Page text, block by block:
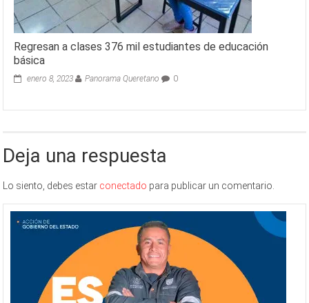
Regresan a clases 376 mil estudiantes de educación
básica
enero 8, 2023 Panorama Queretano 0
Deja una respuesta
Lo siento, debes estar conectado para publicar un comentario.